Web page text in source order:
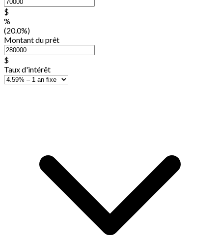
$
%
(20.0%)
Montant du prêt
$
Taux d'intérêt